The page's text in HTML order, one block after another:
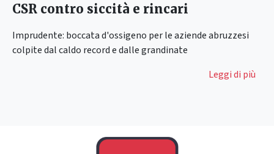
CSR contro siccità e rincari
Imprudente: boccata d'ossigeno per le aziende abruzzesi
colpite dal caldo record e dalle grandinate
Leggi di più